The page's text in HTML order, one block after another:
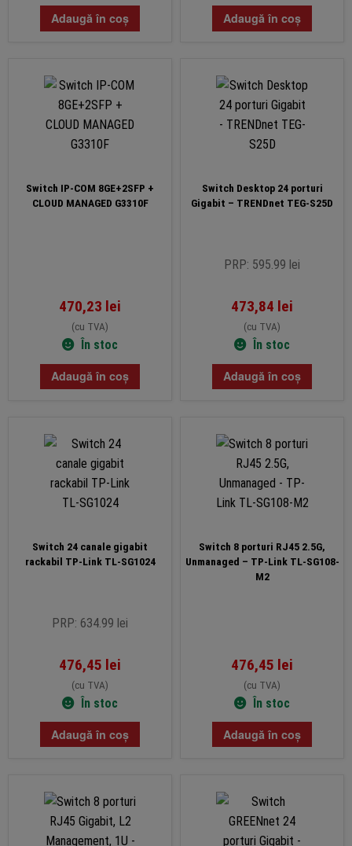
Adaugă în coș Adaugă în coș
Switch IP-COM 8GE+2SFP +
CLOUD MANAGED G3310F
470,23 lei
(cu TVA)
În stoc
Adaugă în coș
Switch Desktop 24 porturi
Gigabit – TRENDnet TEG-S25D
PRP: 595.99 lei
473,84 lei
(cu TVA)
În stoc
Adaugă în coș
Switch 24 canale gigabit
rackabil TP-Link TL-SG1024
PRP: 634.99 lei
476,45 lei
(cu TVA)
În stoc
Adaugă în coș
Switch 8 porturi RJ45 2.5G,
Unmanaged – TP-Link TL-SG108-
M2
476,45 lei
(cu TVA)
În stoc
Adaugă în coș